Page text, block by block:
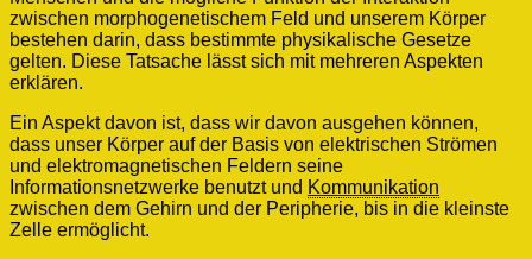
zwischen morphogenetischem Feld und unserem Körper
bestehen darin, dass bestimmte physikalische Gesetze
gelten. Diese Tatsache lässt sich mit mehreren Aspekten
erklären.
Ein Aspekt davon ist, dass wir davon ausgehen können,
dass unser Körper auf der Basis von elektrischen Strömen
und elektromagnetischen Feldern seine
Informationsnetzwerke benutzt und Kommunikation
zwischen dem Gehirn und der Peripherie, bis in die kleinste
Zelle ermöglicht.